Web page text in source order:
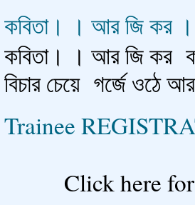
কবিতা। । আর জি কর
কবিতা। । আর জি কর
চেয়ে গর্জে
Trainee
here for